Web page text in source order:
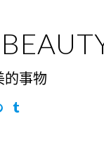
的事物
Pinterest
Tumblr